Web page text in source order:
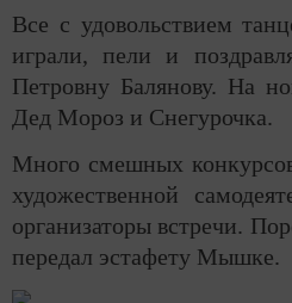
Все с удовольствием
играли, пели и
Петровну Балянову. На
Дед Мороз и Снегурочка.
Много смешных
художественной
организаторы встречи.
передал эстафету Мышке.